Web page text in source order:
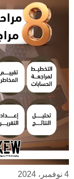
4 نوفمبر، 2024